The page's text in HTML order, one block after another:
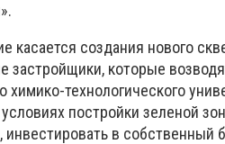
касается создания нового
застройщики, которые
химико-технологического
постройки зеленой
инвестировать в